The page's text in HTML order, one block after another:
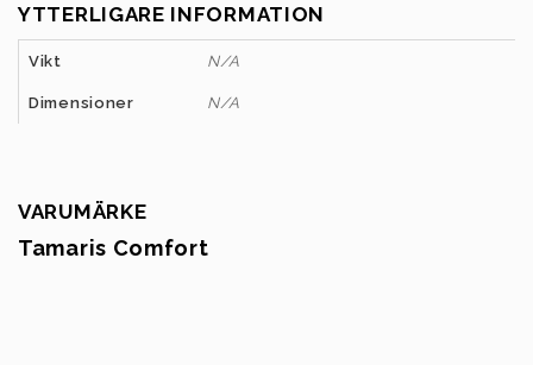
YTTERLIGARE INFORMATION
Vikt N/A
Dimensioner N/A
VARUMÄRKE
Tamaris Comfort